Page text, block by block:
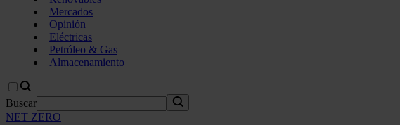
Mercados
Opinión
Eléctricas
Petróleo & Gas
Almacenamiento
Buscar
NET ZERO